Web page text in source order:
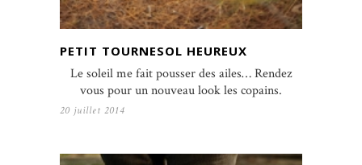
PETIT TOURNESOL HEUREUX
Le soleil me fait pousser des ailes… Rendez
vous pour un nouveau look les copains.
20 juillet 2014